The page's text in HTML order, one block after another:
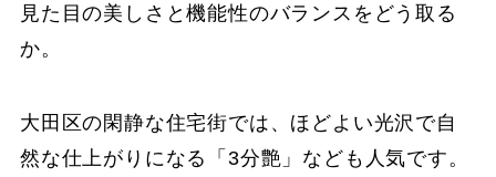
見た目の美しさと機能性のバランスをどう取る
か。
大田区の閑静な住宅街では、ほどよい光沢で自
然な仕上がりになる「3分艶」なども人気です。